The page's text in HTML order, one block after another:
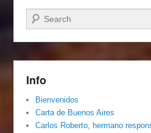
Buscar
Info
Bienvenidos
Carta de Buenos Aires
Carlos Roberto, hermano